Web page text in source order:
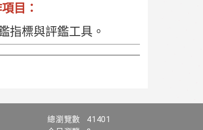
目：
指標與評鑑工具。
總瀏覽數
41401